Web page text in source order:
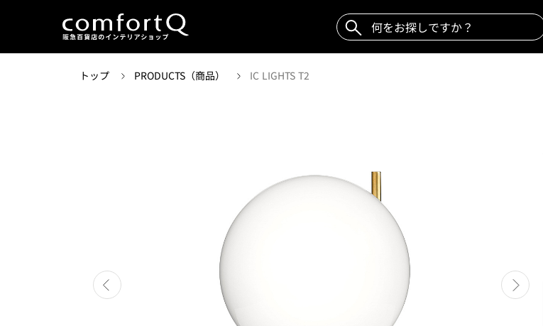
トップ PRODUCTS（商品） IC LIGHTS T2